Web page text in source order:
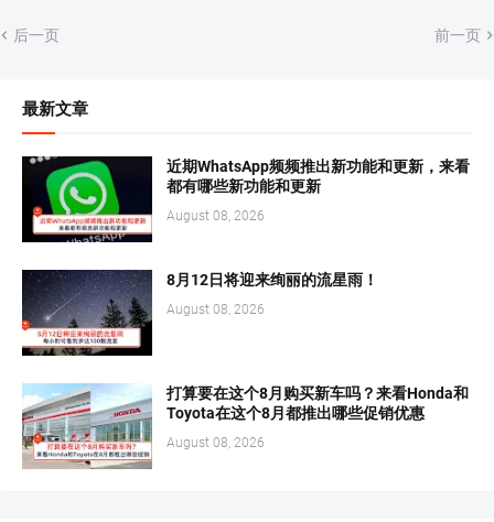
后一页 前一页
最新文章
近期WhatsApp频频推出新功能和更新，来看
都有哪些新功能和更新
August 08, 2026
8月12日将迎来绚丽的流星雨！
August 08, 2026
打算要在这个8月购买新车吗？来看Honda和
Toyota在这个8月都推出哪些促销优惠
August 08, 2026